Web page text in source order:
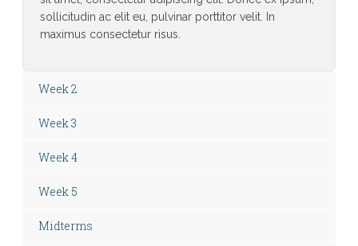
sollicitudin ac elit eu, pulvinar porttitor velit. In
maximus consectetur risus.
Week 2
Week 3
Week 4
Week 5
Midterms